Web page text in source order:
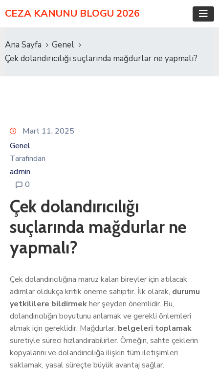
CEZA KANUNU BLOGU 2026
Ana Sayfa
Genel
Çek dolandırıcılığı suçlarında mağdurlar ne yapmalı?
Mart 11, 2025
Genel
Tarafından
admin
0
Çek dolandırıcılığı
suçlarında mağdurlar ne
yapmalı?
Çek dolandırıcılığına maruz kalan bireyler için atılacak
adımlar oldukça kritik öneme sahiptir. İlk olarak, durumu
yetkililere bildirmekher şeyden önemlidir. Bu,
dolandırıcılığın boyutunu anlamak ve gerekli önlemleri
almak için gereklidir. Mağdurlar, belgeleri toplamak
suretiyle süreci hızlandırabilirler. Örneğin, sahte çeklerin
kopyalarını ve dolandırıcılığa ilişkin tüm iletişimleri
saklamak, yasal süreçte büyük avantaj sağlar.